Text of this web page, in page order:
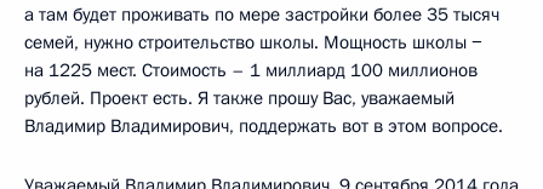
а там будет проживать по мере застройки более 35 тысяч
семей, нужно строительство школы. Мощность школы −
на 1225 мест. Стоимость – 1 миллиард 100 миллионов
рублей. Проект есть. Я также прошу Вас, уважаемый
Владимир Владимирович, поддержать вот в этом вопросе.